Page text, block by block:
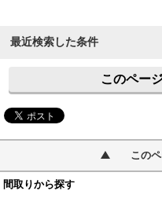
最近検索した条件
このペー
この
間取りから探す